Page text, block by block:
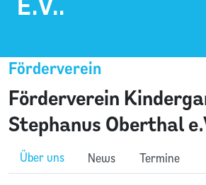
Förderverein
Stephanus Oberthal
Förderverein
Über uns News Termine